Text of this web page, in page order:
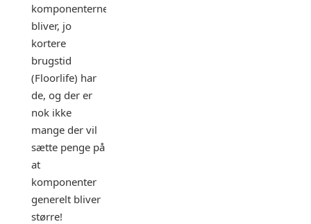
komponenterne
bliver, jo
kortere
brugstid
(Floorlife) har
de, og der er
nok ikke
mange der vil
sætte penge på
at
komponenter
generelt bliver
større!